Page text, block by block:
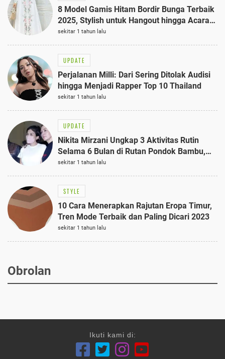
8 Model Gamis Hitam Bordir Bunga Terbaik
2025, Stylish untuk Hangout hingga Acara
Semi-Formal
sekitar 1 tahun lalu
UPDATE
Perjalanan Milli: Dari Sering Ditolak Audisi
hingga Menjadi Rapper Top 10 Thailand
sekitar 1 tahun lalu
UPDATE
Nikita Mirzani Ungkap 3 Aktivitas Rutin
Selama 6 Bulan di Rutan Pondok Bambu,
Terungkap!
sekitar 1 tahun lalu
STYLE
10 Cara Menerapkan Rajutan Eropa Timur,
Tren Mode Terbaik dan Paling Dicari 2023
sekitar 1 tahun lalu
Obrolan
Ikuti kami di: